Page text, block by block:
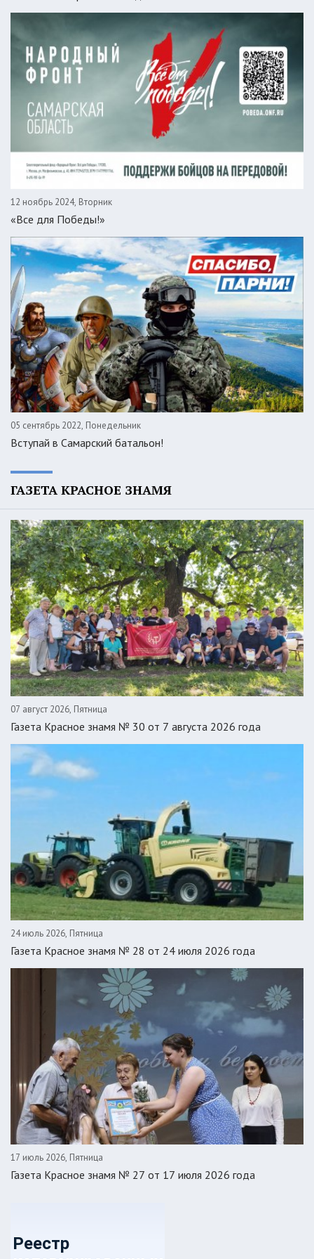
12 ноябрь 2024, Вторник
«Все для Победы!»
05 сентябрь 2022, Понедельник
Вступай в Самарский батальон!
ГАЗЕТА КРАСНОЕ ЗНАМЯ
07 август 2026, Пятница
Газета Красное знамя № 30 от 7 августа 2026 года
24 июль 2026, Пятница
Газета Красное знамя № 28 от 24 июля 2026 года
17 июль 2026, Пятница
Газета Красное знамя № 27 от 17 июля 2026 года